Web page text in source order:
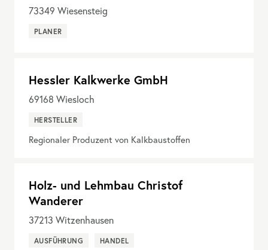
73349 Wiesensteig
PLANER
Hessler Kalkwerke GmbH
69168 Wiesloch
HERSTELLER
Regionaler Produzent von Kalkbaustoffen
Holz- und Lehmbau Christof
Wanderer
37213 Witzenhausen
AUSFÜHRUNG HANDEL